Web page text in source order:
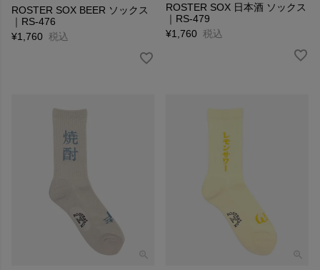
ROSTER SOX BEER ソックス
｜RS-476
¥1,760 税込
ROSTER SOX 日本酒 ソックス
｜RS-479
¥1,760 税込